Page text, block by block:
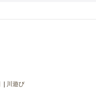
川遊び